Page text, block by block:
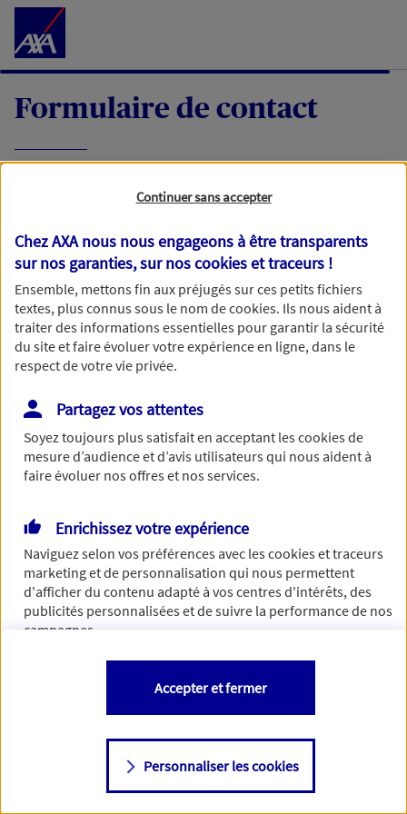
Accéder au Contenu
Formulaire de contact
demande, nous vous répondrons dans les
meilleurs délais par mail ou par téléphone.
Votre message :
Vous disposez de droits sur les informations vous concernant. Pour
plus d’informations,cliquez ici.
Continuer sans accepter
Chez AXA nous nous engageons à être transparents
sur nos garanties, sur noscookies et traceurs !
Ensemble, mettons fin aux préjugés sur ces petits fichiers
textes, plus connus sous le nom decookies. Ils nous aident à
traiter des informations essentielles pour garantir la sécurité
du site et faire évoluer votre expérience en ligne, dans le
respect de votre vie privée.
Partagez vos attentes
Soyez toujours plus satisfait en acceptant lescookiesde
mesure d’audience et d’avis utilisateurs qui nous aident à
faire évoluer nos offres et nos services.
Enrichissez votre expérience
Naviguez selon vos préférences avec lescookies et traceurs
marketing et de personnalisation qui nous permettent
d'afficher du contenu adapté à vos centres d'intérêts, des
publicités personnalisées et de suivre la performance de nos
campagnes.
Vous êtes libre de les accepter, de les refuser comme de
changer d'avis à tout moment en allant sur
Consulter notre politique decookies
Personnaliser les cookies
Accepter et fermer